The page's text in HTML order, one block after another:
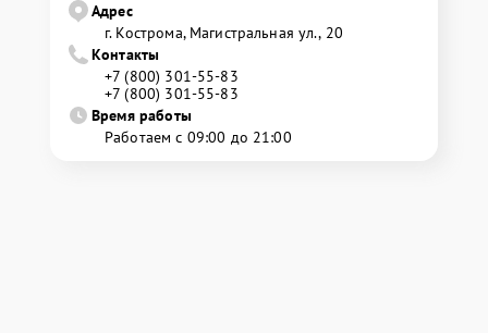
Адрес
г. Кострома, Магистральная ул., 20
Контакты
+7 (800) 301-55-83
+7 (800) 301-55-83
Время работы
Работаем с 09:00 до 21:00